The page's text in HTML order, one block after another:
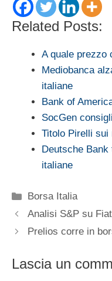
Related Posts:
A quale prezzo
Mediobanca
italiane
Bank of
SocGen
Titolo Pirelli sui
Deutsche
italiane
Categorie
Borsa Italia
Analisi S&P su Fiat
Prelios corre in
Lascia un